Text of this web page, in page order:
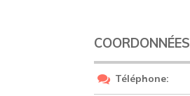
COORDONNÉES
Téléphone: